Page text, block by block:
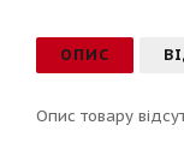
ОПИС
Опис товару